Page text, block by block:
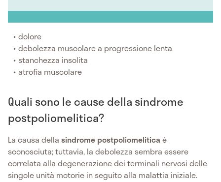
dolore
debolezza muscolare a progressione lenta
stanchezza insolita
atrofia muscolare
Quali sono le cause della sindrome
postpoliomelitica?
La causa della sindrome postpoliomelitica è
sconosciuta; tuttavia, la debolezza sembra essere
correlata alla degenerazione dei terminali nervosi delle
singole unità motorie in seguito alla malattia iniziale.